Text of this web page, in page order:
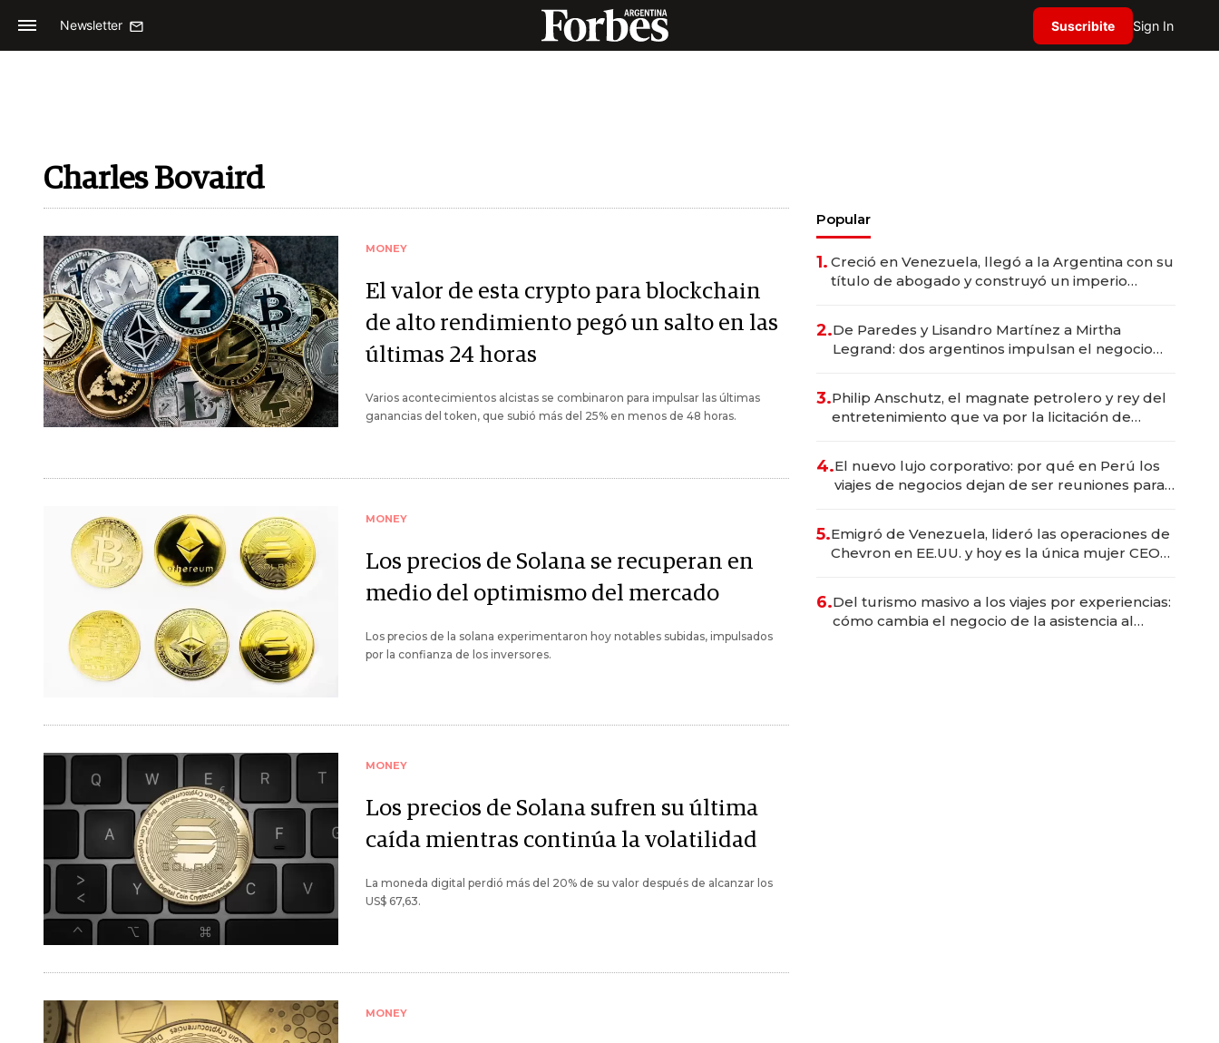
Newsletter Suscribite Sign In
Charles Bovaird
MONEY
El valor de esta crypto para blockchain
de alto rendimiento pegó un salto en las
últimas 24 horas
Varios acontecimientos alcistas se combinaron para impulsar las últimas
ganancias del token, que subió más del 25% en menos de 48 horas.
MONEY
Los precios de Solana se recuperan en
medio del optimismo del mercado
Los precios de la solana experimentaron hoy notables subidas, impulsados
por la confianza de los inversores.
MONEY
Los precios de Solana sufren su última
caída mientras continúa la volatilidad
La moneda digital perdió más del 20% de su valor después de alcanzar los
US$ 67,63.
MONEY
Popular
1. Creció en Venezuela, llegó a la Argentina con su
título de abogado y construyó un imperio
2.De Paredes y Lisandro Martínez a Mirtha
Legrand: dos argentinos impulsan el negocio
3.Philip Anschutz, el magnate petrolero y rey del
entretenimiento que va por la licitación de
4.El nuevo lujo corporativo: por qué en Perú los
viajes de negocios dejan de ser reuniones para
5.Emigró de Venezuela, lideró las operaciones de
Chevron en EE.UU. y hoy es la única mujer CEO
6.Del turismo masivo a los viajes por experiencias:
cómo cambia el negocio de la asistencia al